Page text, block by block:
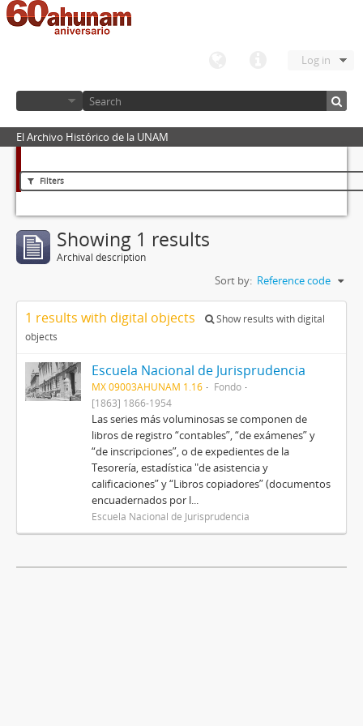
Log in
El Archivo Histórico de la UNAM
Filters
Showing 1 results
Archival description
Sort by: Reference code
1 results with digital objects
Show results with digital
objects
Escuela Nacional de Jurisprudencia
MX 09003AHUNAM 1.16
Fondo
[1863] 1866-1954
Las series más voluminosas se componen de
libros de registro “contables”, “de exámenes” y
“de inscripciones”, o de expedientes de la
Tesorería, estadística "de asistencia y
calificaciones” y “Libros copiadores” (documentos
encuadernados por l...
Escuela Nacional de Jurisprudencia